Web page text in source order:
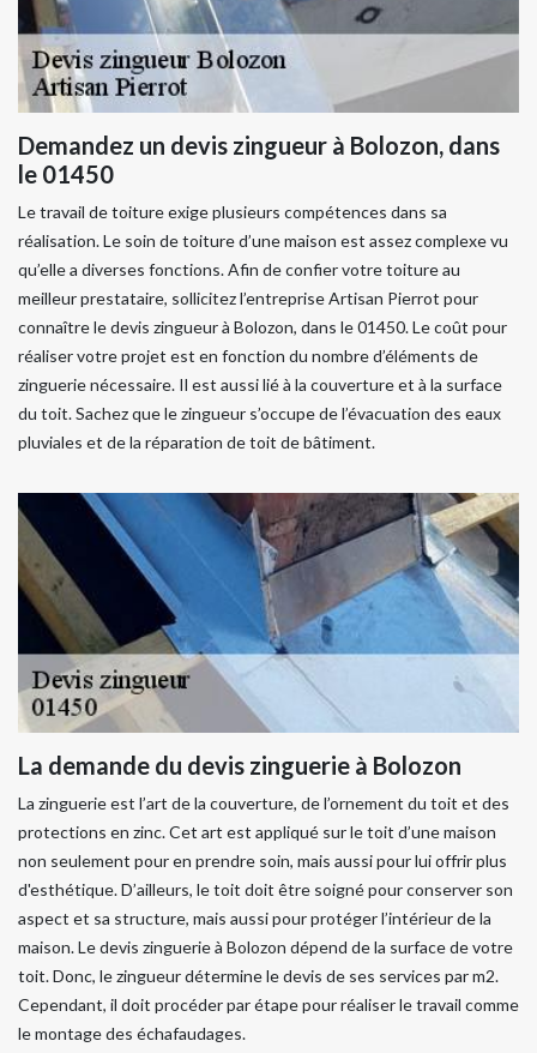
Demandez un devis zingueur à Bolozon, dans
le 01450
Le travail de toiture exige plusieurs compétences dans sa
réalisation. Le soin de toiture d’une maison est assez complexe vu
qu’elle a diverses fonctions. Afin de confier votre toiture au
meilleur prestataire, sollicitez l’entreprise Artisan Pierrot pour
connaître le devis zingueur à Bolozon, dans le 01450. Le coût pour
réaliser votre projet est en fonction du nombre d’éléments de
zinguerie nécessaire. Il est aussi lié à la couverture et à la surface
du toit. Sachez que le zingueur s’occupe de l’évacuation des eaux
pluviales et de la réparation de toit de bâtiment.
La demande du devis zinguerie à Bolozon
La zinguerie est l’art de la couverture, de l’ornement du toit et des
protections en zinc. Cet art est appliqué sur le toit d’une maison
non seulement pour en prendre soin, mais aussi pour lui offrir plus
d'esthétique. D’ailleurs, le toit doit être soigné pour conserver son
aspect et sa structure, mais aussi pour protéger l’intérieur de la
maison. Le devis zinguerie à Bolozon dépend de la surface de votre
toit. Donc, le zingueur détermine le devis de ses services par m2.
Cependant, il doit procéder par étape pour réaliser le travail comme
le montage des échafaudages.